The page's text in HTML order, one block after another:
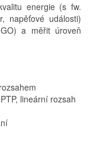
energie (s fw.
napěťové události)
a měřit úroveň
lineární rozsah